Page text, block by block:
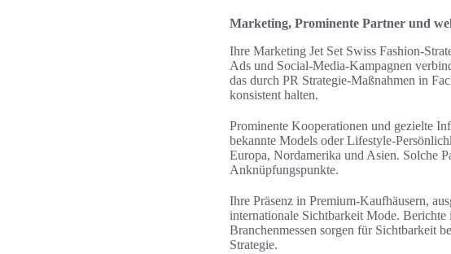
Marketing, Prominente Partner und
Ihre Marketing Jet Set Swiss Fashion-
Ads und Social-Media-Kampagnen
das durch PR Strategie-Maßnahmen in
konsistent halten.
Prominente Kooperationen und gezielte
bekannte Models oder Lifestyle-
Europa, Nordamerika und Asien. Solche
Anknüpfungspunkte.
Ihre Präsenz in Premium-Kaufhäusern,
internationale Sichtbarkeit Mode.
Branchenmessen sorgen für Sichtbarkeit
Strategie.